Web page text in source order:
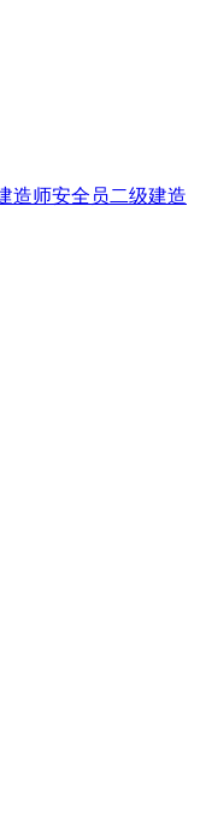
造师安全员二级建造